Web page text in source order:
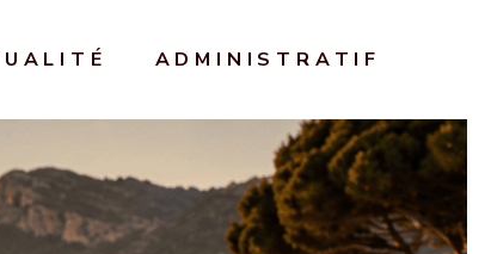
ADMINISTRATIF